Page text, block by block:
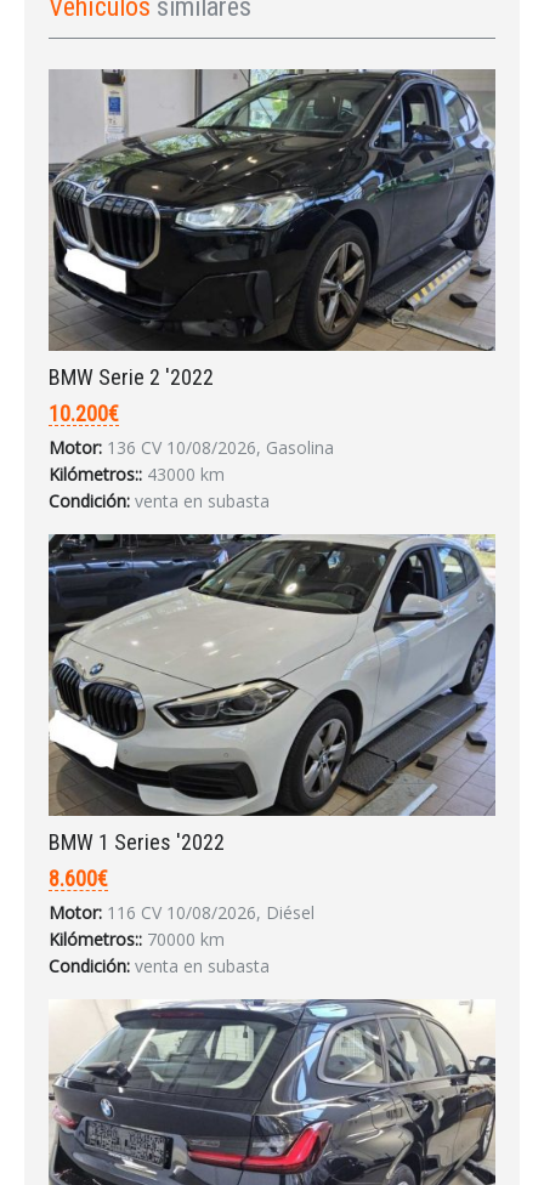
Acceder
INICIAR SESIÓN
¿Ha olvidado la contraseña?
Vehículos similares
BMW Serie 2 '2022
10.200€
Motor: 136 CV 10/08/2026, Gasolina
Kilómetros:: 43000 km
Condición: venta en subasta
BMW 1 Series '2022
8.600€
Motor: 116 CV 10/08/2026, Diésel
Kilómetros:: 70000 km
Condición: venta en subasta